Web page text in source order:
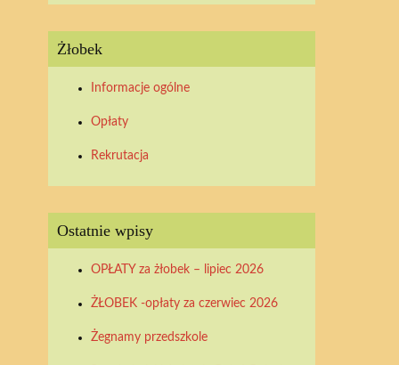
Żłobek
Informacje ogólne
Opłaty
Rekrutacja
Ostatnie wpisy
OPŁATY za żłobek – lipiec 2026
ŻŁOBEK -opłaty za czerwiec 2026
Żegnamy przedszkole